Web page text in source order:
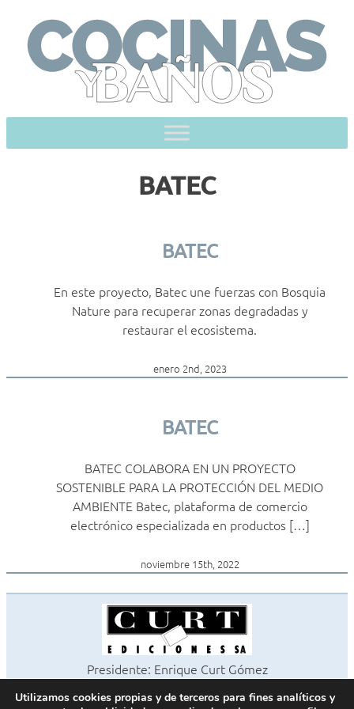
content
BATEC
BATEC
En este proyecto, Batec une fuerzas con Bosquia
Nature para recuperar zonas degradadas y
restaurar el ecosistema.
enero 2nd, 2023
BATEC
BATEC COLABORA EN UN PROYECTO
SOSTENIBLE PARA LA PROTECCIÓN DEL MEDIO
AMBIENTE Batec, plataforma de comercio
electrónico especializada en productos […]
noviembre 15th, 2022
Presidente: Enrique Curt Gómez
Utilizamos cookies propias y de terceros para fines analíticos y